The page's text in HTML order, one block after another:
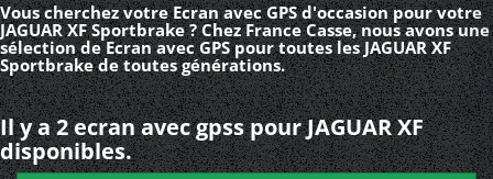
Vous cherchez votre Ecran avec GPS d'occasion pour votre
JAGUAR XF Sportbrake ? Chez France Casse, nous avons une
sélection de Ecran avec GPS pour toutes les JAGUAR XF
Sportbrake de toutes générations.
Il y a 2 ecran avec gpss pour JAGUAR XF
disponibles.